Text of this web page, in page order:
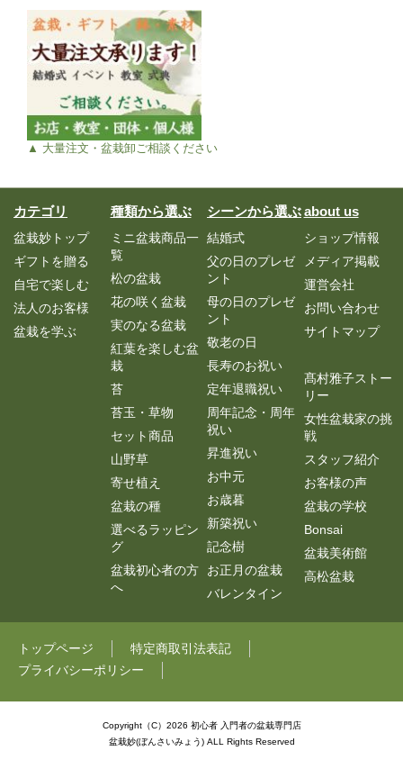
評価：★★★★★
特等席独り占め
写真をレビューに投稿できないのが残念です。
誇らしく堂々と咲いてくれました。
これから毎年、自宅で、しかもリビングでお花見
評価：★★★★
梱包がとても丁寧で嬉しかったです。
梱包がとても丁寧で嬉しかったです。
開けた瞬間から立派な姿だったので育てていくの
が楽しみです!
形は少しイメージと違いましたが、それも個性で
きぃ 2016/03/04
評価：★★★★★
紅葉が素敵です
桜の2本立ち 盆栽が届いて1週間が経ちますが、多
少黄色づいていた葉が今では紅葉となってます。
来年春に桜が咲いたら、一鉢づつ増やしていこう
と思っています。
マロ 2015/10/14
評価：★★★★
▲ 大量注文・盆栽卸ご相談ください
カテゴリ
盆栽妙トップ
ギフトを贈る
自宅で楽しむ
法人のお客様
盆栽を学ぶ
種類から選ぶ
ミニ盆栽商品一
覧
松の盆栽
花の咲く盆栽
実のなる盆栽
紅葉を楽しむ盆
栽
苔
苔玉・草物
セット商品
山野草
寄せ植え
盆栽の種
選べるラッピン
グ
盆栽初心者の方
へ
シーンから選ぶ
結婚式
父の日のプレゼ
ント
母の日のプレゼ
ント
敬老の日
長寿のお祝い
定年退職祝い
周年記念・周年
祝い
昇進祝い
お中元
お歳暮
新築祝い
記念樹
お正月の盆栽
バレンタイン
about us
ショップ情報
メディア掲載
運営会社
お問い合わせ
サイトマップ
髙村雅子ストー
リー
女性盆栽家の挑
戦
スタッフ紹介
お客様の声
盆栽の学校
Bonsai
盆栽美術館
高松盆栽
トップページ
特定商取引法表記
プライバシーポリシー
Copyright（C）2026 初心者 入門者の盆栽専門店
盆栽妙(ぼんさいみょう) ALL Rights Reserved